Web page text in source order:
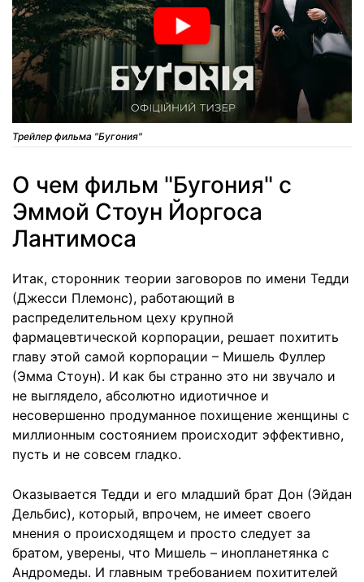
Трейлер фильма "Бугония"
О чем фильм "Бугония" с
Эммой Стоун Йоргоса
Лантимоса
Итак, сторонник теории заговоров по имени Тедди
(Джесси Племонс), работающий в
распределительном цеху крупной
фармацевтической корпорации, решает похитить
главу этой самой корпорации – Мишель Фуллер
(Эмма Стоун). И как бы странно это ни звучало и
не выглядело, абсолютно идиотичное и
несовершенно продуманное похищение женщины с
миллионным состоянием происходит эффективно,
пусть и не совсем гладко.
Оказывается Тедди и его младший брат Дон (Эйдан
Дельбис), который, впрочем, не имеет своего
мнения о происходящем и просто следует за
братом, уверены, что Мишель – инопланетянка с
Андромеды. И главным требованием похитителей